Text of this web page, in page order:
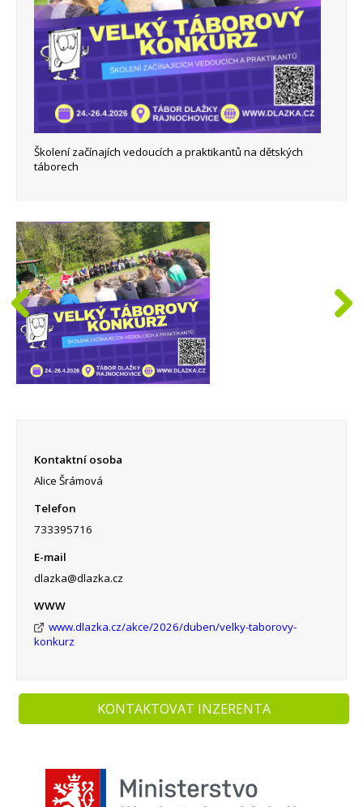
Školení začínajích vedoucích a praktikantů na dětských
táborech
Kontaktní osoba
Alice Šrámová
Telefon
733395716
E-mail
dlazka@dlazka.cz
WWW
www.dlazka.cz/akce/2026/duben/velky-taborovy-
konkurz
KONTAKTOVAT INZERENTA